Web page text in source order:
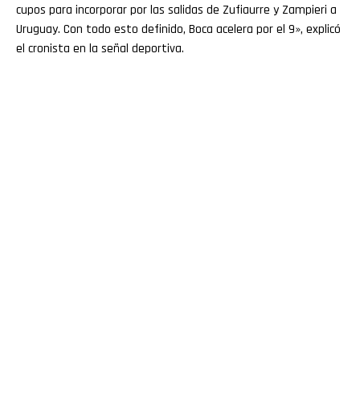
cupos para incorporar por las salidas de Zufiaurre y Zampieri a
Uruguay. Con todo esto definido, Boca acelera por el 9», explicó
el cronista en la señal deportiva.